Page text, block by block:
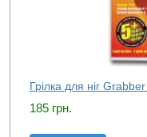
Грілка для ніг
185 грн.